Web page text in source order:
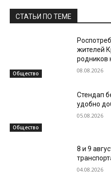
СТАТЬИ ПО ТЕМЕ
Общество
жителей
родников
08.08.2026
Общество
Стендап
удобно
05.08.2026
8 и 9
04.08.2026